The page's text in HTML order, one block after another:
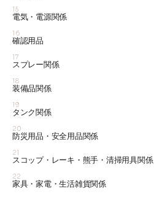
15
電気・電源関係
16
確認用品
17
スプレー関係
18
装備品関係
19
タンク関係
20
防災用品・安全用品関係
21
スコップ・レーキ・熊手・清掃用具関係
22
家具・家電・生活雑貨関係